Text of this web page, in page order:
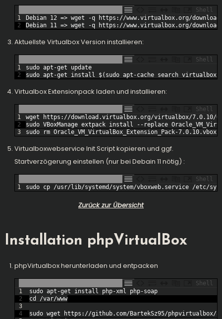
Shell
1
2
Debian 12 => wget -q https : //www.virtualbox.org/download
Debian 11 => wget -q https : //www.virtualbox.org/download
Aktuellste Virtualbox Version installieren:
Shell
1
2
sudo apt -get
update
sudo apt -get install $( sudo apt -cache search virtualbox-
Virtualbox Extensionpack laden und installieren:
Shell
1
2
3
wget https : //download .virtualbox.org/virtualbox/7.0.10/
sudo VBoxManage extpack install -- replace
sudo
rm Oracle_VM_VirtualBox_Extension_Pack-7.0.10.vbox-
Virtualboxwebservice Init Script kopieren und ggf.
Startverzögerung einstellen (nur bei Debain 11 nötig) :
Shell
1
sudo cp /usr/lib/systemd /system/vboxweb.service /etc/
Zurück zur Übersicht
Installation phpVirtualBox
phpVirtualbox herunterladen und entpacken
Shell
1
2
3
4
sudo apt -get install php-xml php-soap
cd
/var/www
sudo wget https : //github.com/BartekSz95/phpvirtualbox/